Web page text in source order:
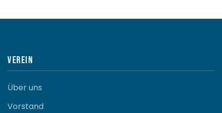
Verein
Über uns
Vorstand